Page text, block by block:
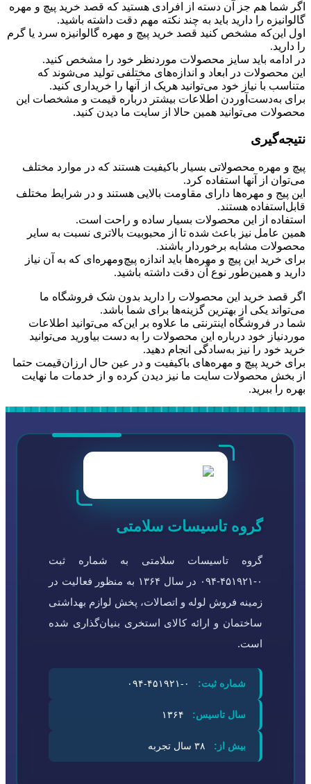
اگر شما هم جز آن دسته از افرادی هستید که قصد خرید پیچ‌ و مهره
گالوانیزه را دارید باید به چند نکته مهم دقت داشته باشید.
اول این‌که مشخص کنید قصد خرید پیچ‌ و مهره گالوانیزه سرد یا گرم
را دارید.
در ادامه باید سایز محصولات موردنظر خود را مشخص کنید.
این محصولات در ابعاد و اندازه‌های مختلفی تولید می‌شوند که
متناسب با نیاز خود می‌توانید هریک از آنها را خریداری کنید.
برای به‌دست‌آوردن اطلاعات بیشتر درباره قیمت و مشخصات این
محصولات می‌توانید همین حالا از سایت ما دیدن کنید.
نتیجه‌گیری
پیچ‌ و مهره محصولاتی بسیار باکیفیت هستند که در موارد مختلف
می‌توان از آنها استفاده کرد.
این پیج و مهره‌ها دارای مقاومت بالایی هستند و در شرایط مختلف
قابل‌استفاده هستند.
استفاده از این محصولات بسیار ساده و راحت است.
همین عامل نیز باعث شده تا از محبوبیت بالاتری نسبت به سایر
محصولات مشابه برخوردار باشند.
برای خرید این پیچ‌ و مهره‌ها باید اندازه پیچ‌ومهره‌ای که به آن نیاز
دارید و همین‌طور نوع آن دقت داشته باشید.
اگر قصد خرید این محصولات را دارید بدون شک فروشگاه ما
می‌تواند یکی از بهترین گزینه‌ها برای شما باشد.
شما در فروشگاه اینترنتی ما علاوه بر این‌که می‌توانید اطلاعات
موردنیاز خود درباره این محصولات را به دست بیاورید می‌توانید
خرید خود را نیز به‌سادگی انجام دهید.
برای خرید پیچ‌ و مهره‌های باکیفیت و در عین حال ارزان‌قیمت حتما
از بخش محصولات سایت ما نیز دیدن کرده و از خدمات ما نهایت
بهره را ببرید.
گروه تاسیسات سلامتی
گروه تاسیسات سلامتی به شماره ثبت
۰-۴۵۱۹۲۱-۰۹۴ در سال ۱۳۶۴ به منظور فعالیت در
زمینه فروش لوله و اتصالات، پخش لوازم بهداشتی
ساختمان و ارائه کالای استخری بنیان‌گذاری شده
است.
شماره ثبت:
سال تاسیس:
بیش از: